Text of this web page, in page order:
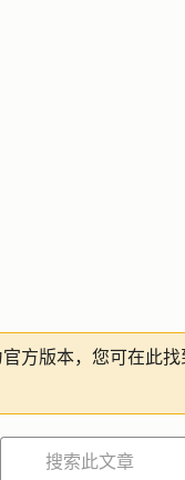
方版本，您可在此